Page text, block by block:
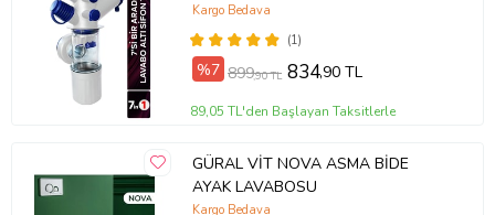
(1)
Kargo Bedava
%7 899,90 TL 834,90 TL
89,05 TL'den Başlayan Taksitlerle
GÜRAL VİT NOVA ASMA BİDE
AYAK LAVABOSU
Kargo Bedava